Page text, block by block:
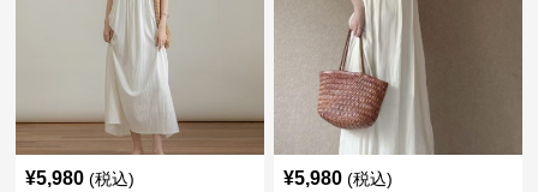
¥5,980 (税込) ¥5,980 (税込)